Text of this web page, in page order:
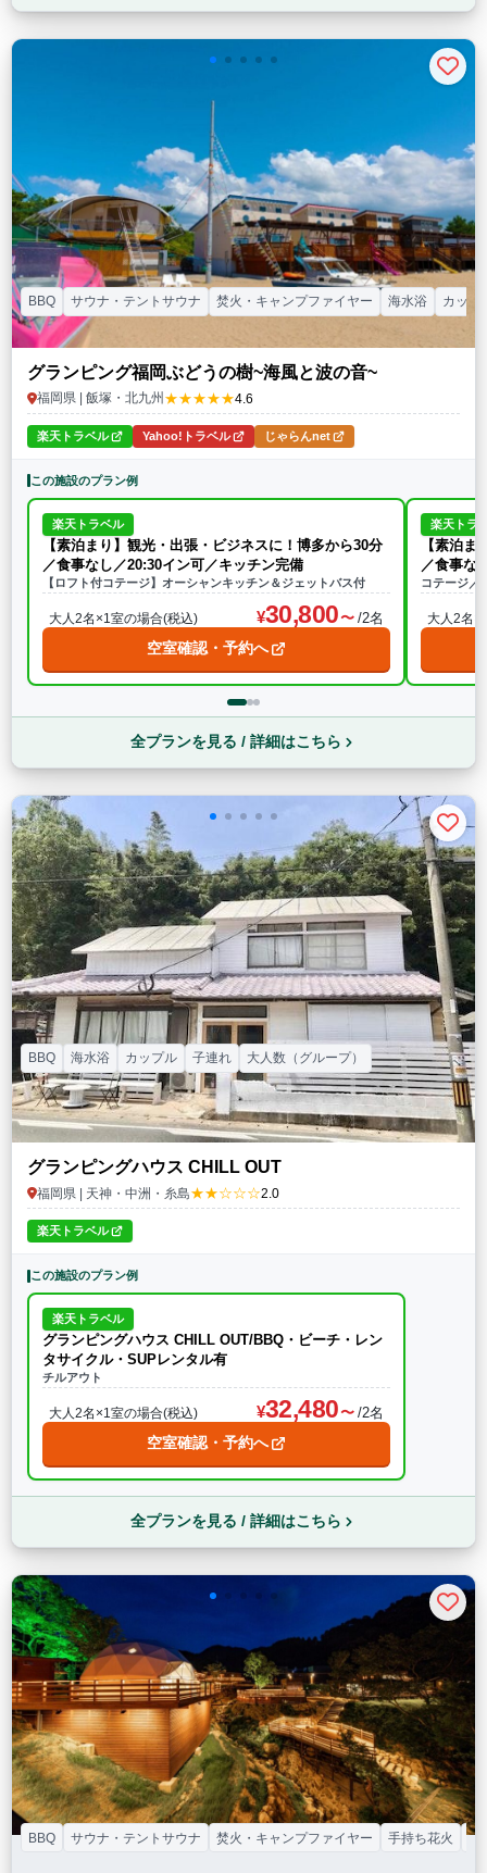
グランピング福岡ぶどうの樹~海風と波の音~
福岡県 | 飯塚・北九州 ★★★★★4.6
BBQ サウナ・テントサウナ 焚火・キャンプファイヤー 海水浴 カップ
楽天トラベル Yahoo!トラベル じゃらんnet
この施設のプラン例
楽天トラベル
【素泊まり】観光・出張・ビジネスに！博多から30分
／食事なし／20:30イン可／キッチン完備
【ロフト付コテージ】オーシャンキッチン＆ジェットバス付
大人2名×1室の場合(税込) 30,800 /2名
空室確認・予約へ
楽天トラ
【素泊
／食事な
コテージ／
大人2名
全プランを見る / 詳細はこちら
グランピングハウス CHILL OUT
福岡県 | 天神・中洲・糸島★★☆☆☆2.0
BBQ 海水浴 カップル 子連れ 大人数（グループ）
楽天トラベル
この施設のプラン例
楽天トラベル
グランピングハウス CHILL OUT/BBQ・ビーチ・レン
タサイクル・SUPレンタル有
チルアウト
大人2名×1室の場合(税込) 32,480 /2名
空室確認・予約へ
全プランを見る / 詳細はこちら
BBQ サウナ・テントサウナ 焚火・キャンプファイヤー 手持ち花火 ド